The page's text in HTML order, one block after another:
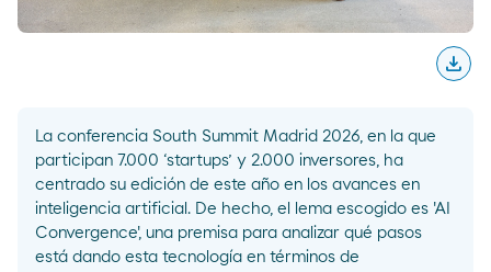
download
La conferencia South Summit Madrid 2026, en la que
participan 7.000 ‘startups’ y 2.000 inversores, ha
centrado su edición de este año en los avances en
inteligencia artificial. De hecho, el lema escogido es 'AI
Convergence', una premisa para analizar qué pasos
está dando esta tecnología en términos de